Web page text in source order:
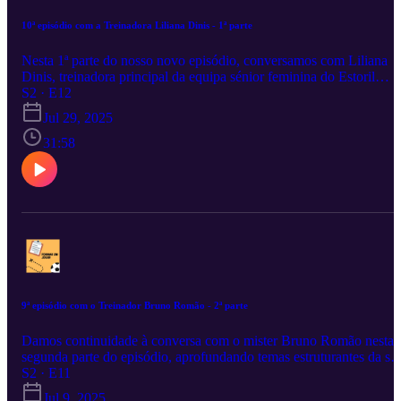
10ª episódio com a Treinadora Liliana Dinis - 1ª parte
Nesta 1ª parte do nosso novo episódio, conversamos com Liliana
Dinis, treinadora principal da equipa sénior feminina do Estoril
Praia. Falamos sobre o seu percurso no futebol, a importância da
liderança no feminino e o papel da formação nos escalões de base.
Com experiência como coordenadora de formação no Leixões e
professora de Educação Física, Liliana partilha uma visão clara:
formar atletas é também educar pessoas. Um episódio inspirador
para quem acredita no desporto como ferramenta de crescimento
dentro e fora do campo
S2 · E12
Jul 29, 2025
31:58
9ª episódio com o Treinador Bruno Romão - 2ª parte
Damos continuidade à conversa com o mister Bruno Romão nesta
segunda parte do episódio, aprofundando temas estruturantes da
visão enquanto treinador. Começamos por explorar a sua
à formação do jogador, onde o foco está no desenvolvimento
S2 · E11
Jul 9, 2025